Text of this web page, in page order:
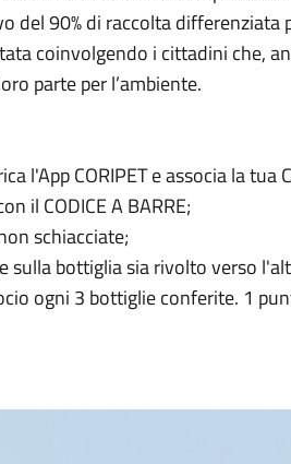
del 90% di raccolta
coinvolgendo i cittadini che,
parte per l’ambiente.
l'App CORIPET e associa la tua
il CODICE A BARRE;
schiacciate;
sulla bottiglia sia rivolto verso
ogni 3 bottiglie conferite. 1